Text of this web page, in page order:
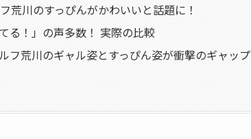
荒川のすっぴんがかわいいと話題に！
る！」の声多数！ 実際の比較
フ荒川のギャル姿とすっぴん姿が衝撃のギャップ